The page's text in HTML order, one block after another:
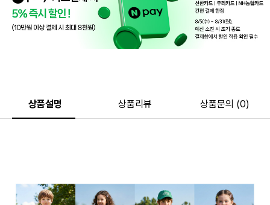
상품설명 상품리뷰 상품문의 (0)